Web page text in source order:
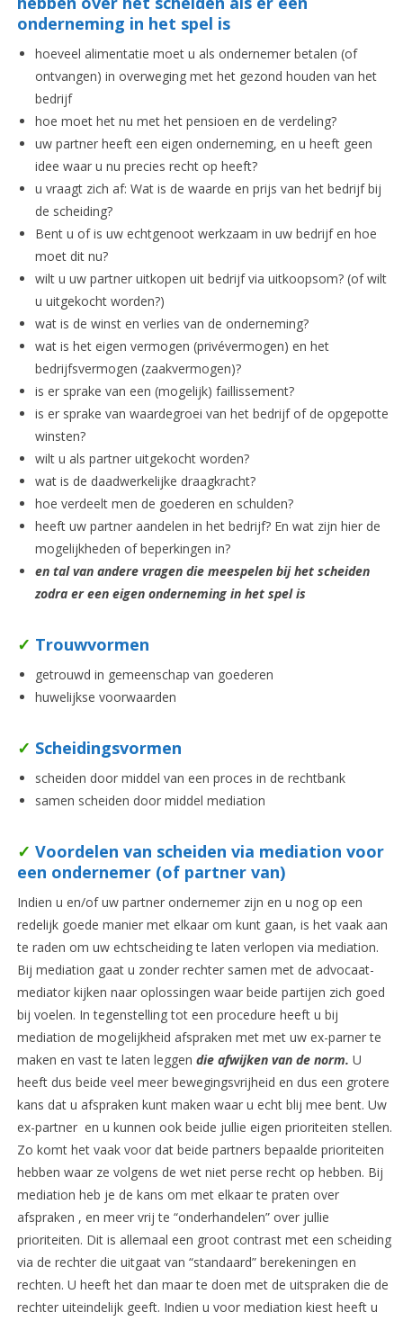
onderneming in het spel is
hoeveel alimentatie moet u als ondernemer betalen (of
ontvangen) in overweging met het gezond houden van het
bedrijf
hoe moet het nu met het pensioen en de verdeling?
uw partner heeft een eigen onderneming, en u heeft geen
idee waar u nu precies recht op heeft?
u vraagt zich af: Wat is de waarde en prijs van het bedrijf bij
de scheiding?
Bent u of is uw echtgenoot werkzaam in uw bedrijf en hoe
moet dit nu?
wilt u uw partner uitkopen uit bedrijf via uitkoopsom? (of wilt
u uitgekocht worden?)
wat is de winst en verlies van de onderneming?
wat is het eigen vermogen (privévermogen) en het
bedrijfsvermogen (zaakvermogen)?
is er sprake van een (mogelijk) faillissement?
is er sprake van waardegroei van het bedrijf of de opgepotte
winsten?
wilt u als partner uitgekocht worden?
wat is de daadwerkelijke draagkracht?
hoe verdeelt men de goederen en schulden?
heeft uw partner aandelen in het bedrijf? En wat zijn hier de
mogelijkheden of beperkingen in?
en tal van andere vragen die meespelen bij het scheiden
zodra er een eigen onderneming in het spel is
✓ Trouwvormen
getrouwd in gemeenschap van goederen
huwelijkse voorwaarden
✓ Scheidingsvormen
scheiden door middel van een proces in de rechtbank
samen scheiden door middel mediation
✓ Voordelen van scheiden via mediation voor
een ondernemer (of partner van)
Indien u en/of uw partner ondernemer zijn en u nog op een
redelijk goede manier met elkaar om kunt gaan, is het vaak aan
te raden om uw echtscheiding te laten verlopen via mediation.
Bij mediation gaat u zonder rechter samen met de advocaat-
mediator kijken naar oplossingen waar beide partijen zich goed
bij voelen. In tegenstelling tot een procedure heeft u bij
mediation de mogelijkheid afspraken met met uw ex-parner te
maken en vast te laten leggen die afwijken van de norm. U
heeft dus beide veel meer bewegingsvrijheid en dus een grotere
kans dat u afspraken kunt maken waar u echt blij mee bent. Uw
ex-partner en u kunnen ook beide jullie eigen prioriteiten stellen.
Zo komt het vaak voor dat beide partners bepaalde prioriteiten
hebben waar ze volgens de wet niet perse recht op hebben. Bij
mediation heb je de kans om met elkaar te praten over
afspraken , en meer vrij te “onderhandelen” over jullie
prioriteiten. Dit is allemaal een groot contrast met een scheiding
via de rechter die uitgaat van “standaard” berekeningen en
rechten. U heeft het dan maar te doen met de uitspraken die de
rechter uiteindelijk geeft. Indien u voor mediation kiest heeft u